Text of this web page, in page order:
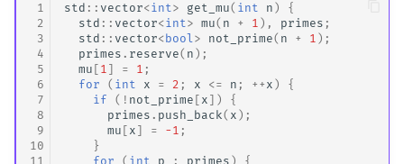
1
2
3
4
5
6
7
8
9
10
11
std :: vector<int> get_mu( int n )
{
std :: vector<int> mu( n + 1 ), primes ;
std :: vector<bool> not_prime( n + 1 );
primes . reserve( n );
mu [ 1 ] = 1 ;
for
( int x = 2 ; x <= n ; ++ x )
{
if
( ! not_prime [ x ])
{
primes . push_back( x );
mu [ x ] = -1 ;
}
for
( int p : primes )
{